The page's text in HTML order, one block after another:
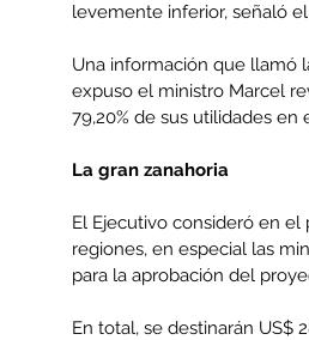
levemente inferior, señaló
Una información que llamó
expuso el ministro Marcel
79,20% de sus utilidades en
La gran zanahoria
El Ejecutivo consideró en
regiones, en especial las
para la aprobación del
En total, se destinarán US$